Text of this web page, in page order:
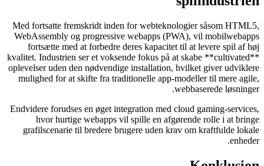
Med fortsatte fremskridt inden for webteknologier såsom HTML5,
WebAssembly og progressive webapps (PWA), vil mobilwebapps
fortsætte med at forbedre deres kapacitet til at levere spil af høj
kvalitet. Industrien ser et voksende fokus på at skabe **cultivated**
oplevelser uden den nødvendige installation, hvilket giver udviklere
mulighed for at skifte fra traditionelle app-modeller til mere agile,
webbaserede løsninger.
Endvidere forudses en øget integration med cloud gaming-services,
hvor hurtige webapps vil spille en afgørende rolle i at bringe
grafilscenarie til bredere brugere uden krav om kraftfulde lokale
enheder.